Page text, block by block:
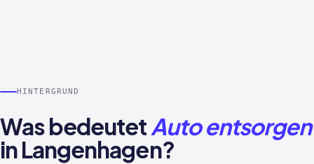
HINTERGRUND
Was bedeutetAuto entsorgen
in Langenhagen?